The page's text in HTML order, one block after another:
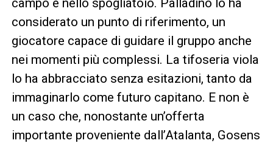
considerato un punto di riferimento, un
giocatore capace di guidare il gruppo anche
nei momenti più complessi. La tifoseria viola
lo ha abbracciato senza esitazioni, tanto da
immaginarlo come futuro capitano. E non è
un caso che, nonostante un’offerta
importante proveniente dall’Atalanta, Gosens